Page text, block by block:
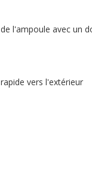
l'ampoule avec un
vers l'extérieur